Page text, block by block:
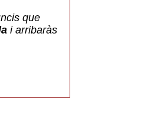
que
i arribaràs